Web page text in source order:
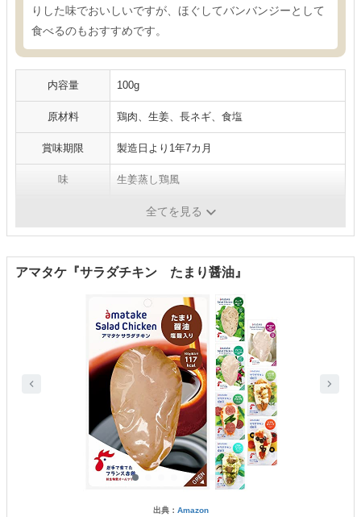
りした味でおいしいですが、ほぐしてバンバンジーとして
食べるのもおすすめです。
内容量 100g
原材料 鶏肉、生姜、長ネギ、食塩
賞味期限 製造日より1年7カ月
味 生姜蒸し鶏風
100gあたり：30.1g
全てを見る
アマタケ『サラダチキン たまり醤油』
出典： Amazon